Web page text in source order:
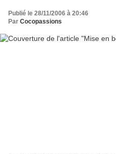
Publié le 28/11/2006 à 20:46
Par Cocopassions